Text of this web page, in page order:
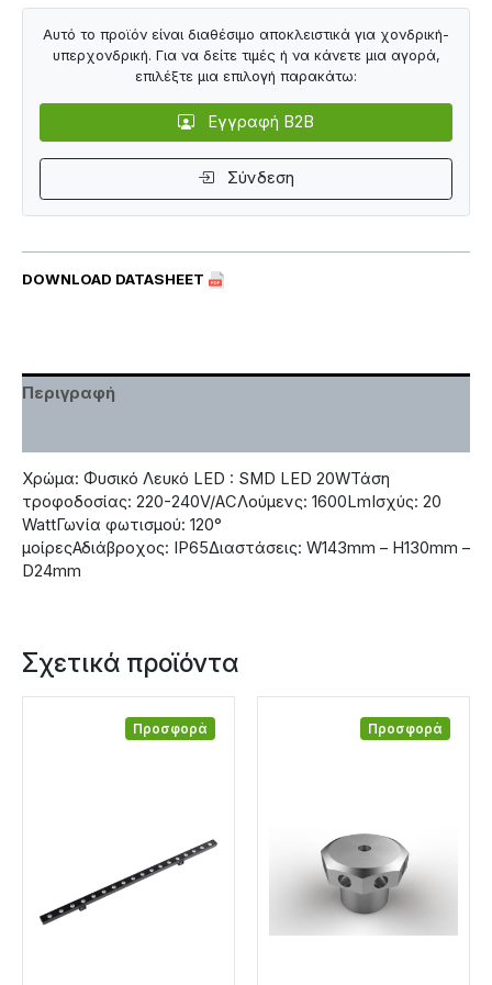
DOWNLOAD DATASHEET
Αυτό το προϊόν είναι διαθέσιμο αποκλειστικά για χονδρική-
υπερχονδρική. Για να δείτε τιμές ή να κάνετε μια αγορά,
επιλέξτε μια επιλογή παρακάτω:
Εγγραφή B2B
Σύνδεση
Περιγραφή
Χρώμα: Φυσικό Λευκό LED : SMD LED 20WΤάση
τροφοδοσίας: 220-240V/ACΛούμενς: 1600LmΙσχύς: 20
WattΓωνία φωτισμού: 120°
μοίρεςΑδιάβροχος: IP65Διαστάσεις: W143mm – H130mm –
D24mm
Σχετικά προϊόντα
Προσφορά Προσφορά